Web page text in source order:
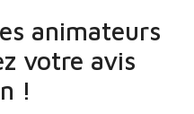
animateurs
votre avis
!